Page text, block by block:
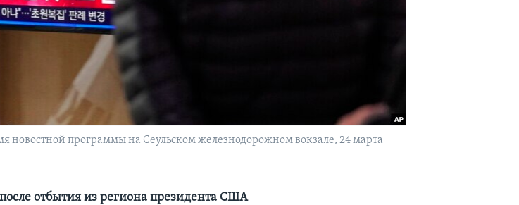
новостной программы на Сеульском железнодорожном вокзале, 24 марта
отбытия из региона президента США